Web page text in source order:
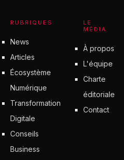
RUBRIQUES
News
Articles
Écosystème
Numérique
Transformation
Digitale
Conseils
Business
LE
MÉDIA
À propos
L'équipe
Charte
éditoriale
Contact